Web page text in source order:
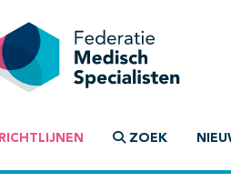
RICHTLIJNEN ZOEK